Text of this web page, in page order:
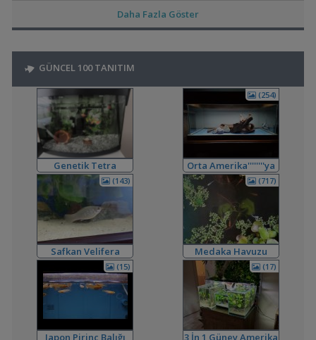
Tankta Yosun İstilası Betta_King ,16:23
Akvaryum ve Tür Tavsiyesi
15:45
Hastalıklar ve İlaçlar
Ternapi Medaka Pondlarıternapi,12:44
Akvaryum Tanıtımı
Bitki Kum Ve Balık Tavsiyesi Cyber_Scout,02:16
Akvaryum ve Tür Tavsiyesi
Melek Balığı Milners ,00:08
Yeni Üye Forumu
Ne YapmalıyımHidro Dinamik
Yeni Üye Forumu
Balkondaki Pondum Çok Isınıyor. SaviaSora
Bitki Akvaryumları Genel
3'lü Kartuş + Ro Filtre Sistemi Borulamasıflanormimar,
15:11
Filtreleme Seçenekleri
3in1 Güney Amerika Tankları Ve Vertikal Bahçe
bendeniztayfun,14:42
Akvaryum Tanıtımı
Sobo 901f Ultra Viole 800 Lt ,11:22
Filtreleme Seçenekleri
200 Litre Yeni Bitkili Tankım volkangunes,11:06
Daha Fazla Göster
GÜNCEL 100 TANITIM
Genetik Tetra
(143)
Safkan Velifera
(15)
Japon Pirinç Balığı
(254)
Orta Amerika''''''''ya
Dönüş
(717)
Medaka Havuzu
(17)
3 İn 1 Güney Amerika